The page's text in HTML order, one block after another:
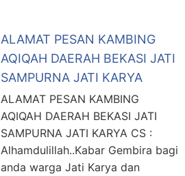
ALAMAT PESAN KAMBING
AQIQAH DAERAH BEKASI JATI
SAMPURNA JATI KARYA
ALAMAT PESAN KAMBING
AQIQAH DAERAH BEKASI JATI
SAMPURNA JATI KARYA CS :
Alhamdulillah..Kabar Gembira bagi
anda warga Jati Karya dan